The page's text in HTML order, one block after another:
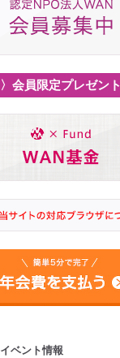
〉会員限定プレゼント
イベント情報